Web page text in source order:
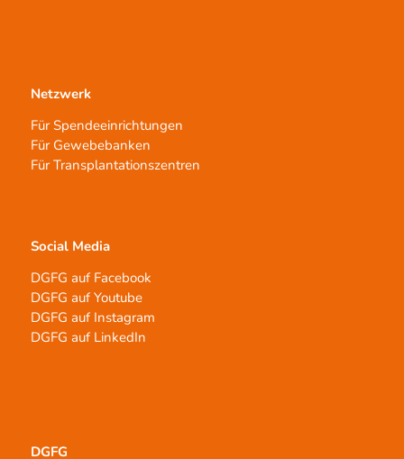
Netzwerk
Für Spendeeinrichtungen
Für Gewebebanken
Für Transplantationszentren
Social Media
DGFG auf Facebook
DGFG auf Youtube
DGFG auf Instagram
DGFG auf LinkedIn
DGFG